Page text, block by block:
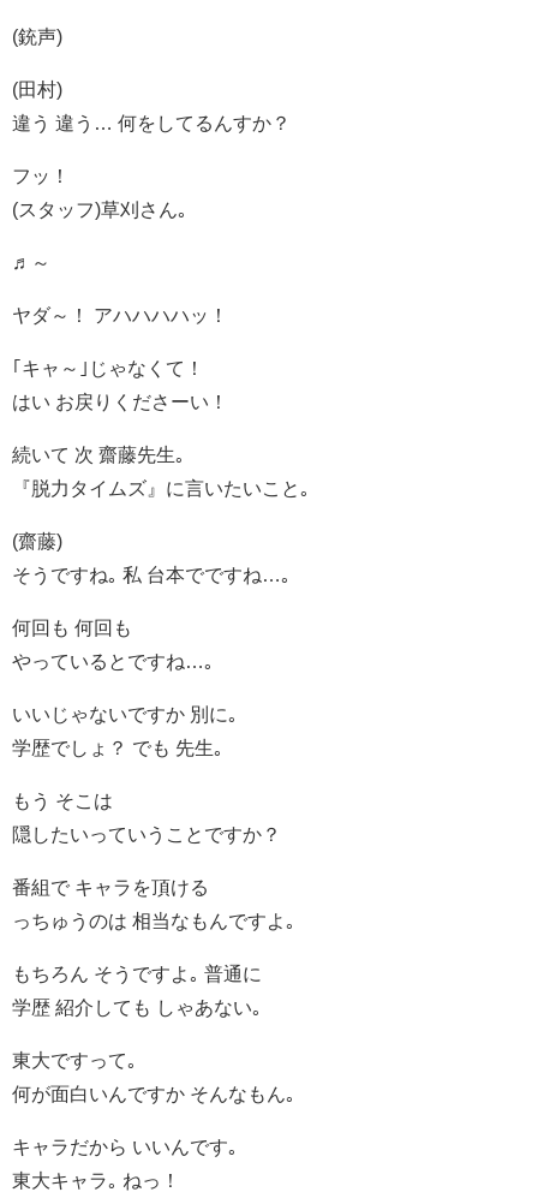
(銃声)
(田村)
違う 違う… 何をしてるんすか？
フッ！
(スタッフ)草刈さん｡
♬～
ヤダ～！ アハハハハッ！
｢キャ～｣じゃなくて！
はい お戻りくださーい！
続いて 次 齋藤先生｡
『脱力タイムズ』に言いたいこと｡
(齋藤)
そうですね｡ 私 台本でですね…｡
何回も 何回も
やっているとですね…｡
いいじゃないですか 別に｡
学歴でしょ？ でも 先生｡
もう そこは
隠したいっていうことですか？
番組で キャラを頂ける
っちゅうのは 相当なもんですよ｡
もちろん そうですよ｡ 普通に
学歴 紹介しても しゃあない｡
東大ですって｡
何が面白いんですか そんなもん｡
キャラだから いいんです｡
東大キャラ｡ ねっ！